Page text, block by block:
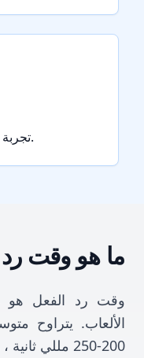
تجربة خالية من الإعلانات لتركيز أفضل.
ما هو وقت رد
وقت رد الفعل
الألعاب. يتراوح
200-250 مللي